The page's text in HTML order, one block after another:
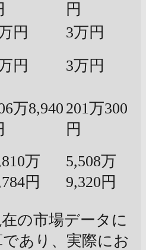
円
円
3万円
円
3万円
万8,940 201万300
円
万
円
5,508万
9,320円
の市場データに
あり、実際にお